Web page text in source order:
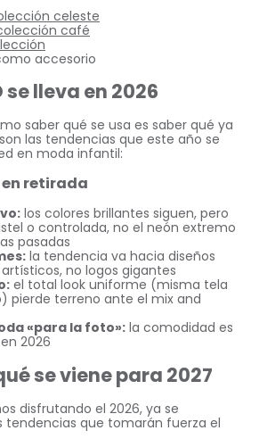
celeste
café
accesorio
se lleva en 2026
saber qué se usa es saber qué ya
las tendencias que este año se
en moda infantil:
en retirada
los colores brillantes siguen, pero
o controlada, no el neón extremo
pasadas
la tendencia va hacia diseños
no logos gigantes
el total look uniforme (misma tela
pierde terreno ante el mix and
«para la foto»:la comodidad es
2026
se viene para 2027
disfrutando el 2026, ya se
tendencias que tomarán fuerza el